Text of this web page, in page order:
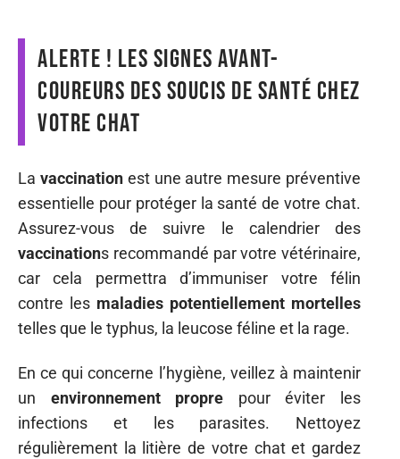
Alerte ! Les signes avant-
coureurs des soucis de santé chez
votre chat
La vaccinationest une autre mesure préventive
essentielle pour protéger la santé de votre chat.
Assurez-vous de suivre le calendrier des
vaccinations recommandé par votre vétérinaire,
car cela permettra d’immuniser votre félin
contre les maladies potentiellement mortelles
telles que le typhus, la leucose féline et la rage.
En ce qui concerne l’hygiène, veillez à maintenir
un environnement propre pour éviter les
infections et les parasites. Nettoyez
régulièrement la litière de votre chat et gardez